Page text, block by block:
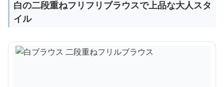
白の二段重ねフリフリブラウスで上品な大人スタ
イル